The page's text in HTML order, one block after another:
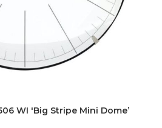
WI 'Big Stripe Mini Dome’